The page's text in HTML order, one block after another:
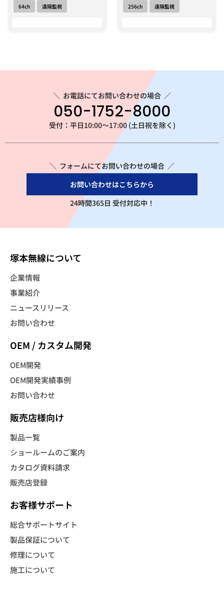
64ch 遠隔監視 256ch 遠隔監視
＼ お電話にてお問い合わせの場合 ／
050-1752-8000
受付：平日10:00～17:00 (土日祝を除く)
＼ フォームにてお問い合わせの場合 ／
お問い合わせはこちらから
24時間365日 受付対応中！
塚本無線について
企業情報
事業紹介
ニュースリリース
お問い合わせ
OEM / カスタム開発
OEM開発
OEM開発実績事例
お問い合わせ
販売店様向け
製品一覧
ショールームのご案内
カタログ資料請求
販売店登録
お客様サポート
総合サポートサイト
製品保証について
修理について
施工について